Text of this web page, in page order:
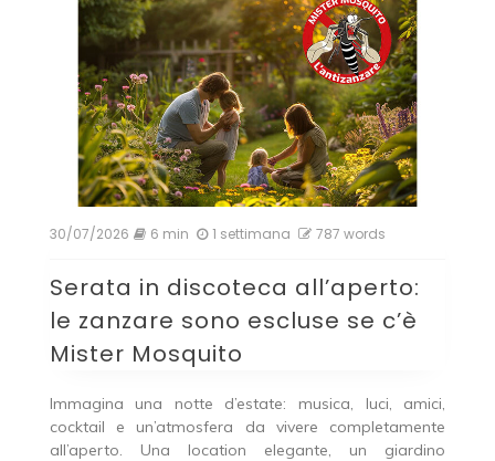
30/07/2026 6 min 1 settimana 787 words
Serata in discoteca all’aperto:
le zanzare sono escluse se c’è
Mister Mosquito
Immagina una notte d’estate: musica, luci, amici,
cocktail e un’atmosfera da vivere completamente
all’aperto. Una location elegante, un giardino